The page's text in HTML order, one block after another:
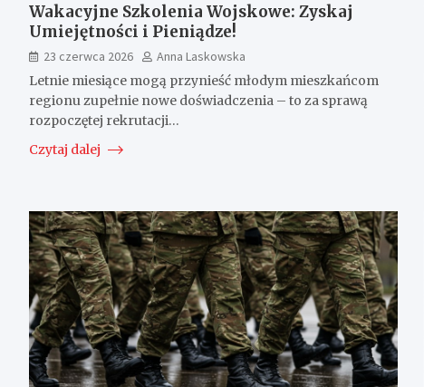
Wakacyjne Szkolenia Wojskowe: Zyskaj
Umiejętności i Pieniądze!
23 czerwca 2026
Anna Laskowska
Letnie miesiące mogą przynieść młodym mieszkańcom
regionu zupełnie nowe doświadczenia – to za sprawą
rozpoczętej rekrutacji…
Czytaj dalej